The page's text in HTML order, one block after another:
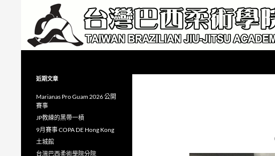
近期文章
Marianas Pro Guam 2026 公開
賽事
JP教練的黑帶一槓
9月賽事 COPA DE Hong Kong
土城館
台灣巴西柔術學院分院